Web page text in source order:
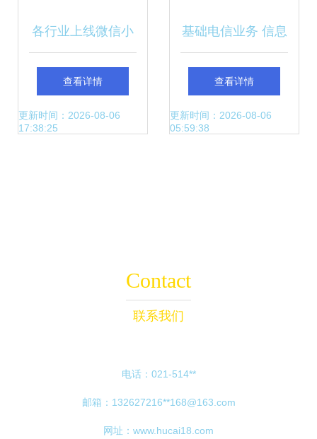
各行业上线微信小
程序资质证明一览
聚焦基础电信业务
查看详情
更新时间：2026-08-06
17:38:25
基础电信业务 信息
社会的主动脉与未
来赛道的战略高地
查看详情
更新时间：2026-08-06
05:59:38
Contact
联系我们
电话：021-514**
邮箱：132627216**168@163.com
网址： www.hucai18.com